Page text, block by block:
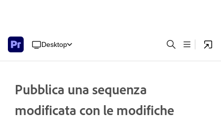
Desktop
Pubblica una sequenza
modificata con le modifiche